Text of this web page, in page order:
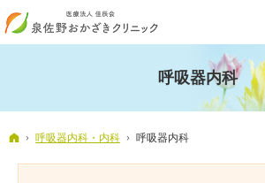
呼吸器内科
ホーム
呼吸器内科・内科 呼吸器内科